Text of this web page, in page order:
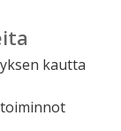
kautta